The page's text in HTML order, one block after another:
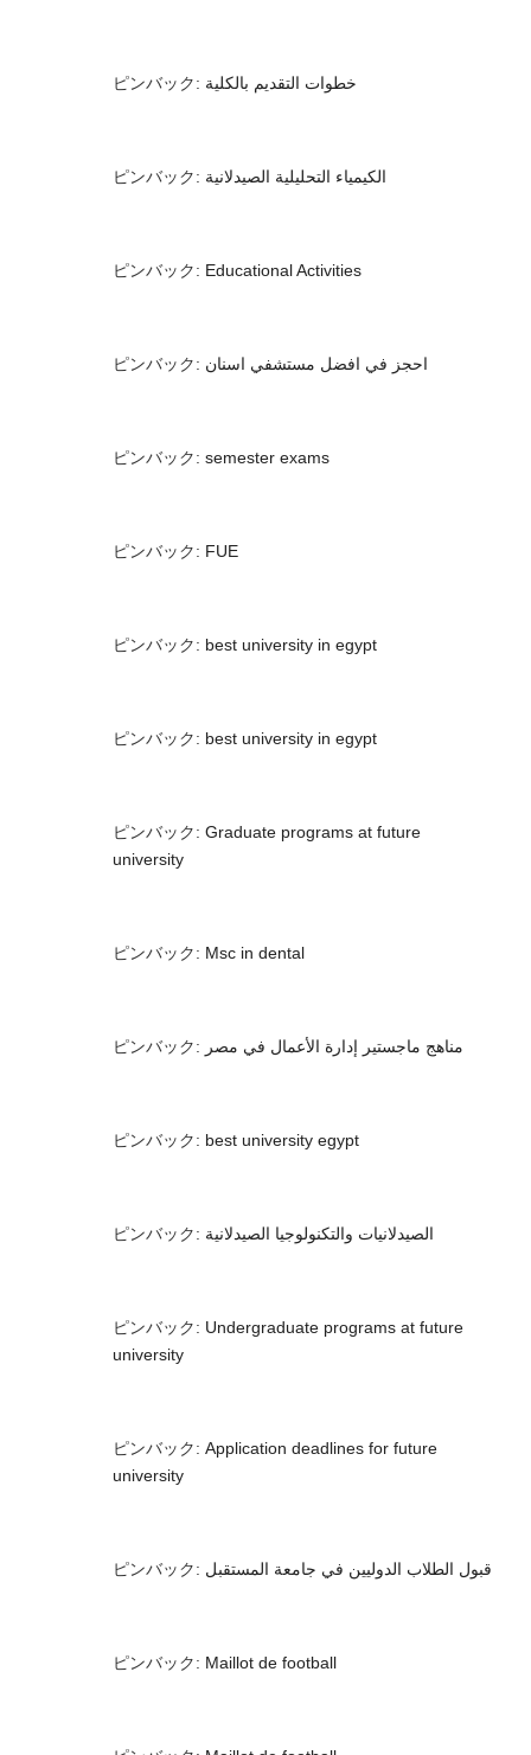
ピンバック: خطوات التقديم بالكلية
ピンバック: الكيمياء التحليلية الصيدلانية
ピンバック: Educational Activities
ピンバック: احجز في افضل مستشفي اسنان
ピンバック: semester exams
ピンバック: FUE
ピンバック: best university in egypt
ピンバック: best university in egypt
ピンバック: Graduate programs at future
university
ピンバック: Msc in dental
ピンバック: مناهج ماجستير إدارة الأعمال في مصر
ピンバック: best university egypt
ピンバック: الصيدلانيات والتكنولوجيا الصيدلانية
ピンバック: Undergraduate programs at future
university
ピンバック: Application deadlines for future
university
ピンバック: قبول الطلاب الدوليين في جامعة المستقبل
ピンバック: Maillot de football